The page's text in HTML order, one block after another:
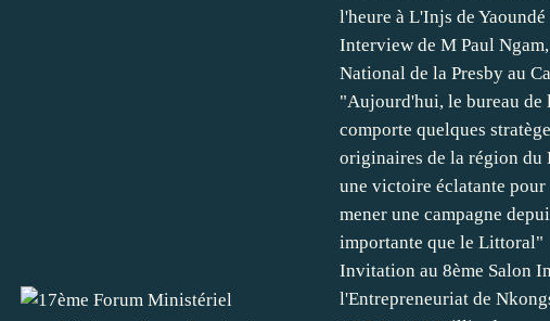
l'heure à L'Injs de Yaoundé
Interview de M Paul
National de la Presby au
"Aujourd'hui, le bureau de
comporte quelques
originaires de la région du
une victoire éclatante pour
mener une campagne
importante que le Littoral"
Invitation au 8ème Salon
l'Entrepreneuriat de